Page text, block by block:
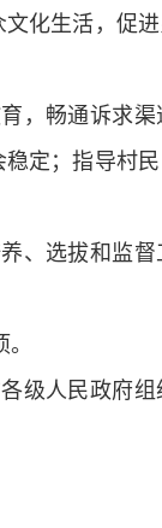
化生活，促
，畅通诉求
定；指导村民
、选拔和监
级人民政府